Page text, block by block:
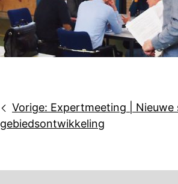
Bericht
navigatie
Vorige: Expertmeeting |
gebiedsontwikkeling